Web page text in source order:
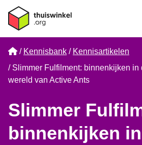
Home
Kennisbank
Kennisartikelen
Slimmer Fulfilment: binnenkijken in
wereld van Active Ants
Slimmer
binnenkijken